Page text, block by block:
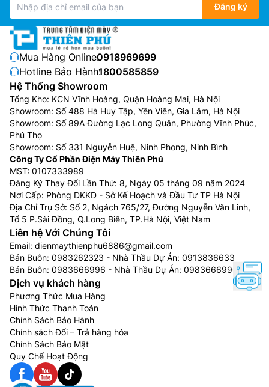
Đăng ký
Mua Hàng Online:0918969699
Hotline Bảo Hành:1800585859
Hệ Thống Showroom
Tổng Kho: KCN Vĩnh Hoàng, Quận Hoàng Mai, Hà Nội
Showroom: Số 488 Hà Huy Tập, Yên Viên, Gia Lâm, Hà Nội
Showroom: Số 89A Đường Lạc Long Quân, Phường Vĩnh Phúc,
Phú Thọ
Showroom: Số 331 Nguyễn Huệ, Ninh Phong, Ninh Bình
Công Ty Cổ Phần Điện Máy Thiên Phú
MST: 0107333989
Đăng Ký Thay Đổi Lần Thứ: 8, Ngày 05 tháng 09 năm 2024
Nơi Cấp: Phòng DKKD - Sở Kế Hoạch và Đầu Tư TP Hà Nội
Địa Chỉ Trụ Sở: Số 2, Ngách 765/27, Đường Nguyễn Văn Linh,
Tổ 5 P.Sài Đồng, Q.Long Biên, TP.Hà Nội, Việt Nam
Liên hệ Với Chúng Tôi
Email: dienmaythienphu6886@gmail.com
Bán Buôn: 0983262323 - Nhà Thầu Dự Án: 0913836633
Bán Buôn: 0983666996 - Nhà Thầu Dự Án: 0983666996
Dịch vụ khách hàng
Phương Thức Mua Hàng
Hình Thức Thanh Toán
Chính Sách Bảo Hành
Chính sách Đổi – Trả hàng hóa
Chính Sách Bảo Mật
Quy Chế Hoạt Động